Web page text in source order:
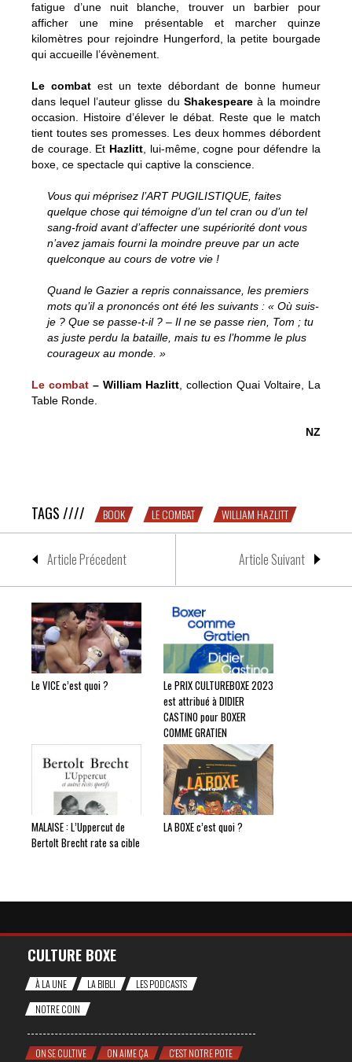
fatigue d’une nuit blanche, trouver un barbier pour
afficher une mine présentable et marcher quinze
kilomètres pour rejoindre Hungerford, la petite bourgade
qui accueille l’évènement.
Le combat est un texte débordant de bonne humeur
dans lequel l’auteur glisse du Shakespeareà la moindre
occasion. Histoire d’élever le débat. Reste que le match
tient toutes ses promesses. Les deux hommes débordent
de courage. Et Hazlitt, lui-même, cogne pour défendre la
boxe, ce spectacle qui captive la conscience.
Vous qui méprisez l’ART PUGILISTIQUE, faites
quelque chose qui témoigne d’un tel cran ou d’un tel
sang-froid avant d’affecter une supériorité dont vous
n’avez jamais fourni la moindre preuve par un acte
quelconque au cours de votre vie !
Quand le Gazier a repris connaissance, les premiers
mots qu’il a prononcés ont été les suivants : « Où suis-
je ? Que se passe-t-il ? – Il ne se passe rien, Tom ; tu
as juste perdu la bataille, mais tu es l’homme le plus
courageux au monde. »
Le combat – William Hazlitt , collection Quai Voltaire, La
Table Ronde.
NZ
TAGS //// BOOK LE COMBAT WILLIAM HAZLITT
Article Précedent Article Suivant
Le VICE c’est quoi ?
Le PRIX CULTUREBOXE 2023
est attribué à DIDIER
CASTINO pour BOXER
COMME GRATIEN
MALAISE : L’Uppercut de
Bertolt Brecht rate sa cible
LA BOXE c’est quoi ?
CULTURE BOXE
À LA UNE LA BIBLI
LES PODCASTS
NOTRE COIN
ON SE CULTIVE ON AIME ÇA C'EST NOTRE POTE